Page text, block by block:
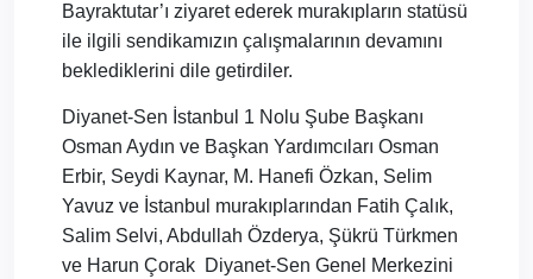
Bayraktutar’ı ziyaret ederek murakıpların statüsü
ile ilgili sendikamızın çalışmalarının devamını
beklediklerini dile getirdiler.
Diyanet-Sen İstanbul 1 Nolu Şube Başkanı
Osman Aydın ve Başkan Yardımcıları Osman
Erbir, Seydi Kaynar, M. Hanefi Özkan, Selim
Yavuz ve İstanbul murakıplarından Fatih Çalık,
Salim Selvi, Abdullah Özderya, Şükrü Türkmen
ve Harun Çorak Diyanet-Sen Genel Merkezini